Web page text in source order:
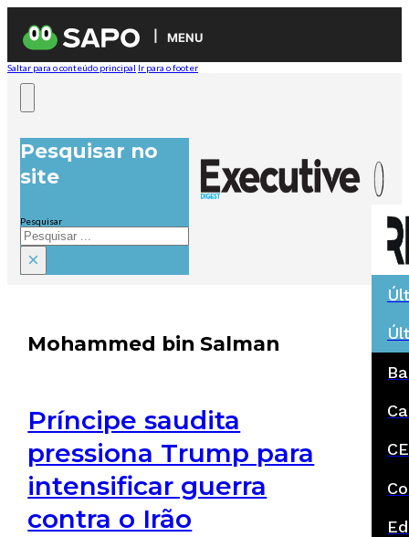
MENU
Saltar para o conteúdo principal Ir para o footer
Pesquisar no
site
Pesquisar
×
Mohammed bin Salman
Príncipe saudita
pressiona Trump para
intensificar guerra
contra o Irão